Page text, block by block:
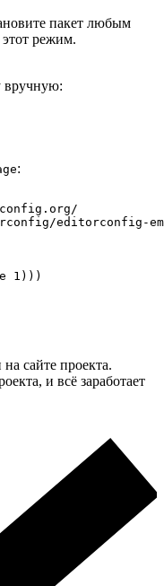
пакет любым
режим.
вручную:
:
editorconfig-
1)))
сайте проекта.
и всё заработает